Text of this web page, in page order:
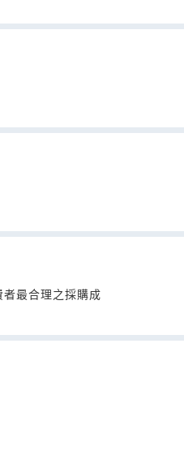
最合理之採購成